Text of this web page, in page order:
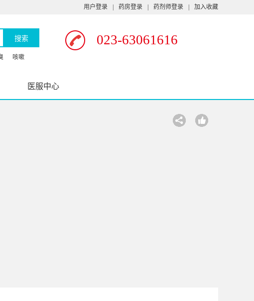
用户登录 药房登录 药剂师登录 加入收藏
搜索 023-63061616
咳嗽
医服中心